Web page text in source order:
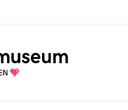
byggts, och kureras